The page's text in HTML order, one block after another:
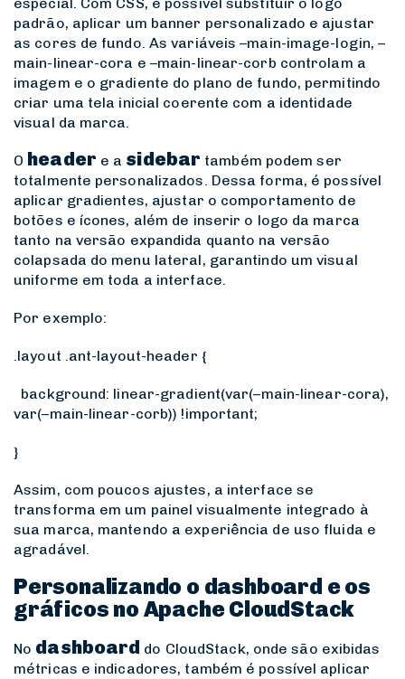
padrão, aplicar um banner personalizado e ajustar
as cores de fundo. As variáveis–main-image-login,–
main-linear-cora e –main-linear-corb controlam a
imagem e o gradiente do plano de fundo, permitindo
criar uma tela inicial coerente com a identidade
visual da marca.
O header e a sidebar também podem ser
totalmente personalizados. Dessa forma, é possível
aplicar gradientes, ajustar o comportamento de
botões e ícones, além de inserir o logo da marca
tanto na versão expandida quanto na versão
colapsada do menu lateral, garantindo um visual
uniforme em toda a interface.
Por exemplo:
.layout .ant-layout-header {
background: linear-gradient(var(–main-linear-cora),
var(–main-linear-corb)) !important;
}
Assim, com poucos ajustes, a interface se
transforma em um painel visualmente integrado à
sua marca, mantendo a experiência de uso fluida e
agradável.
Personalizando o dashboard e os
gráficos no Apache CloudStack
No dashboard do CloudStack, onde são exibidas
métricas e indicadores, também é possível aplicar